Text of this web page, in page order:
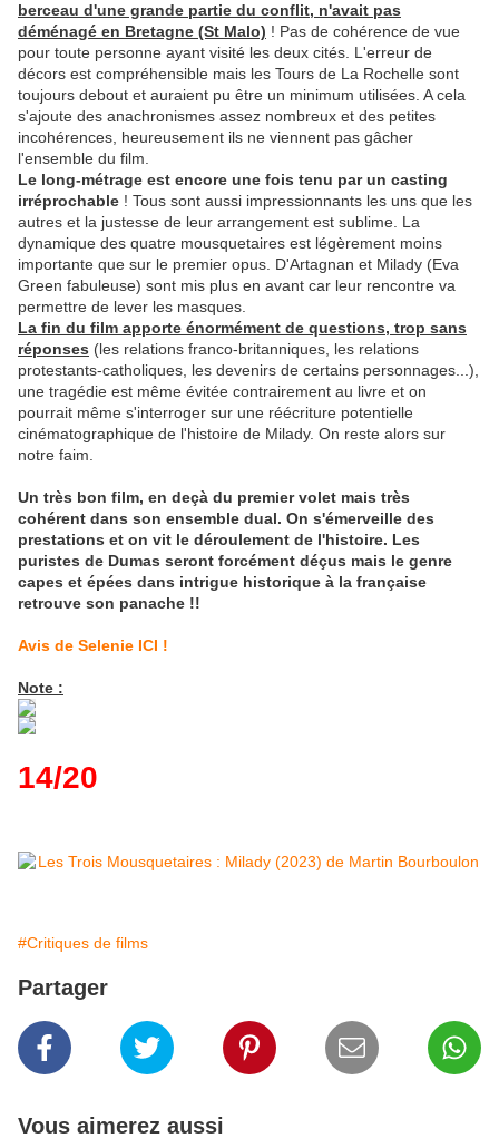
berceau d'une grande partie du conflit, n'avait pas
déménagé en Bretagne (St Malo) ! Pas de cohérence de vue
pour toute personne ayant visité les deux cités. L'erreur de
décors est compréhensible mais les Tours de La Rochelle sont
toujours debout et auraient pu être un minimum utilisées. A cela
s'ajoute des anachronismes assez nombreux et des petites
incohérences, heureusement ils ne viennent pas gâcher
l'ensemble du film.
Le long-métrage est encore une fois tenu par un casting
irréprochable ! Tous sont aussi impressionnants les uns que les
autres et la justesse de leur arrangement est sublime. La
dynamique des quatre mousquetaires est légèrement moins
importante que sur le premier opus. D'Artagnan et Milady (Eva
Green fabuleuse) sont mis plus en avant car leur rencontre va
permettre de lever les masques.
La fin du film apporte énormément de questions, trop sans
réponses (les relations franco-britanniques, les relations
protestants-catholiques, les devenirs de certains personnages...),
une tragédie est même évitée contrairement au livre et on
pourrait même s'interroger sur une réécriture potentielle
cinématographique de l'histoire de Milady. On reste alors sur
notre faim.
Un très bon film, en deçà du premier volet mais très
cohérent dans son ensemble dual. On s'émerveille des
prestations et on vit le déroulement de l'histoire. Les
puristes de Dumas seront forcément déçus mais le genre
capes et épées dans intrigue historique à la française
retrouve son panache !!
Avis de Selenie ICI !
Note :
14/20
#Critiques de films
Partager
Vous aimerez aussi